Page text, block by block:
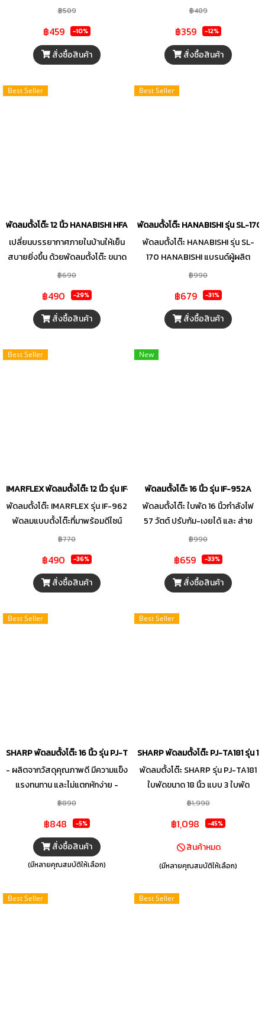
฿509
฿459 -10%
สั่งซื้อสินค้า
฿409
฿359 -12%
สั่งซื้อสินค้า
Best Seller
พัดลมตั้งโต๊ะ 12 นิ้ว HANABISHI HFA-812D
เปลี่ยนบรรยากาศภายในบ้านให้เย็น
สบายยิ่งขึ้น ด้วยพัดลมตั้งโต๊ะ ขนาด
12 นิ้ว จาก HANABISHI ที่ผ่านการ
3 แฉกขนาดใหญ่ ทำให้กระจายลมได้
อย่างสม่ำเสมอ พร้อมให้คุณปรับ
ระดับความแรงลมได้ถึง 3 ระดับตาม
ระบบเทอร์มอฟิวส์ ที่จะตัดการทำงาน
ๆ วัน
฿690
฿490 -29%
สั่งซื้อสินค้า
Best Seller
พัดลมตั้งโต๊ะ HANABISHI รุ่น SL-
พัดลมตั้งโต๊ะ HANABISHI รุ่น SL-
170 HANABISHI แบรนด์ผู้ผลิต
เครื่องใช้ไฟฟ้าในครัวเรือนที่อยู่คู่คน
สินค้าที่หลากหลาย และการตรวจ
สอบที่มีประสิทธิภาพ เพื่อผู้บริโภคได้
ใช้งานสินค้าที่มีคุณภาพ รู้สึกคุ้มค่าใน
หลัก บุญถาวรคัดสรรสินค้าคุณภาพ
฿990
฿679 -31%
สั่งซื้อสินค้า
Best Seller
IMARFLEX พัดลมตั้งโต๊ะ 12 นิ้ว รุ่น IF-962
พัดลมตั้งโต๊ะ IMARFLEX รุ่น IF-962
พัดลมแบบตั้งโต๊ะที่มาพร้อมดีไซน์
แบบใหม่ที่สวยมีสไตล์ พร้อมสีสันที่
นุ่มนวล ขนาด 12 นิ้ว จัดเก็บง่าย
เคลื่อนย้ายสะดวก พร้อมใบพัด 3
ใบพัดกระจายลมได้ทั่งถึงและปรับ
ของมุมห้องคุณก็ได้
฿770
฿490 -36%
สั่งซื้อสินค้า
New
พัดลมตั้งโต๊ะ 16 นิ้ว รุ่น IF-952A
พัดลมตั้งโต๊ะ ใบพัด 16 นิ้วกำลังไฟ
57 วัตต์ ปรับก้ม-เงยได้ และ ส่าย
ซ้าย-ขวาได้ ปรับระดับแรงลมได้ 3
฿990
฿659 -33%
สั่งซื้อสินค้า
Best Seller
SHARP พัดลมตั้งโต๊ะ 16 นิ้ว รุ่น PJ-TA164 คละสี
- ผลิตจากวัสดุคุณภาพดี มีความแข็ง
แรงทนทาน และไม่แตกหักง่าย -
ใบพัดลมขนาด 16 นิ้ว แบบ 3 ใบพัด
ตะแกรงด้านหน้า-หลัง ดีไซน์ถี่เป็น
พิเศษเพิ่มความปลอดภัยมากขึ้น -
มีอายุการใช้งานยาวนาน และสามารถ
Thermal Fuse ตัดไฟอัตโนมัติ
฿890
฿848 -5%
สั่งซื้อสินค้า
(มีหลายคุณสมบัติให้เลือก)
Best Seller
SHARP พัดลมตั้งโต๊ะ PJ-TA181 รุ่น
พัดลมตั้งโต๊ะ SHARP รุ่น PJ-TA181
ใบพัดขนาด 18 นิ้ว แบบ 3 ใบพัด
กระจายลมได้อย่างทั่วถึง ปรับการ
คอคุณภาพสูง ปรับระดับได้ง่าย
แข็งแรง ทนทาน ดีไซน์สวยเพรียว
ฐานโค้งทันสมัย และแข็งแรงด้วย
Engineering Design ตามมาตรฐาน
แข็งแรง สะดวกในการเคลื่อนย้าย
฿1,990
฿1,098 -45%
สินค้าหมด
(มีหลายคุณสมบัติให้เลือก)
Best Seller Best Seller